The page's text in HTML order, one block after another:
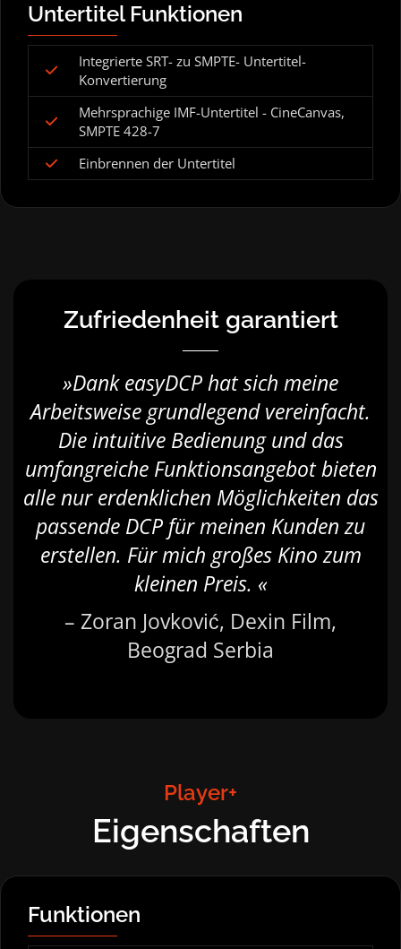
Untertitel Funktionen
Integrierte SRT- zu SMPTE- Untertitel-
Konvertierung
Mehrsprachige IMF-Untertitel - CineCanvas,
SMPTE 428-7
Einbrennen der Untertitel
Zufriedenheit garantiert
»Dank easyDCP hat sich meine
Arbeitsweise grundlegend vereinfacht.
Die intuitive Bedienung und das
umfangreiche Funktionsangebot bieten
alle nur erdenklichen Möglichkeiten das
passende DCP für meinen Kunden zu
erstellen. Für mich großes Kino zum
kleinen Preis. «
– Zoran Jovković, Dexin Film,
Beograd Serbia
Player+
Eigenschaften
Funktionen